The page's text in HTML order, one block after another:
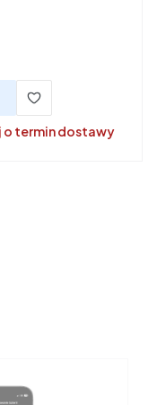
termin dostawy